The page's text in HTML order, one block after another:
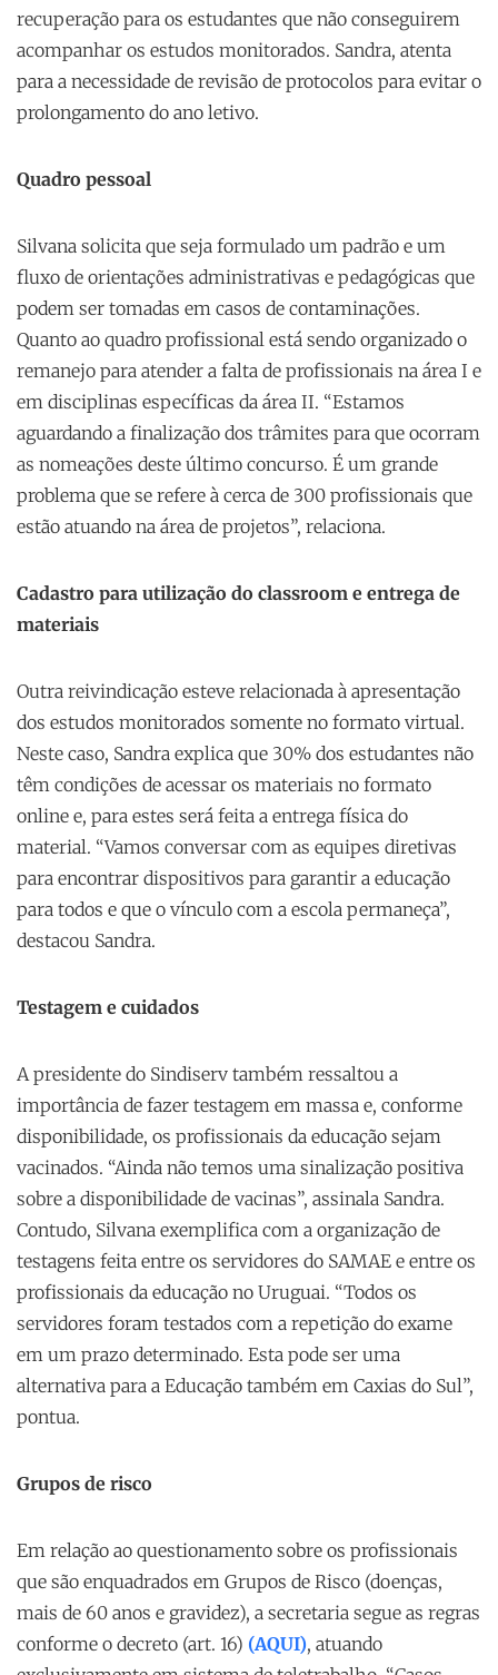
recuperação para os estudantes que não conseguirem
acompanhar os estudos monitorados. Sandra, atenta
para a necessidade de revisão de protocolos para evitar o
prolongamento do ano letivo.
Quadro pessoal
Silvana solicita que seja formulado um padrão e um
fluxo de orientações administrativas e pedagógicas que
podem ser tomadas em casos de contaminações.
Quanto ao quadro profissional está sendo organizado o
remanejo para atender a falta de profissionais na área I e
em disciplinas específicas da área II. “Estamos
aguardando a finalização dos trâmites para que ocorram
as nomeações deste último concurso. É um grande
problema que se refere à cerca de 300 profissionais que
estão atuando na área de projetos”, relaciona.
Cadastro para utilização do classroom e entrega de
materiais
Outra reivindicação esteve relacionada à apresentação
dos estudos monitorados somente no formato virtual.
Neste caso, Sandra explica que 30% dos estudantes não
têm condições de acessar os materiais no formato
online e, para estes será feita a entrega física do
material. “Vamos conversar com as equipes diretivas
para encontrar dispositivos para garantir a educação
para todos e que o vínculo com a escola permaneça”,
destacou Sandra.
Testagem e cuidados
A presidente do Sindiserv também ressaltou a
importância de fazer testagem em massa e, conforme
disponibilidade, os profissionais da educação sejam
vacinados. “Ainda não temos uma sinalização positiva
sobre a disponibilidade de vacinas”, assinala Sandra.
Contudo, Silvana exemplifica com a organização de
testagens feita entre os servidores do SAMAE e entre os
profissionais da educação no Uruguai. “Todos os
servidores foram testados com a repetição do exame
em um prazo determinado. Esta pode ser uma
alternativa para a Educação também em Caxias do Sul”,
pontua.
Grupos de risco
Em relação ao questionamento sobre os profissionais
que são enquadrados em Grupos de Risco (doenças,
mais de 60 anos e gravidez), a secretaria segue as regras
conforme o decreto (art. 16) (AQUI), atuando